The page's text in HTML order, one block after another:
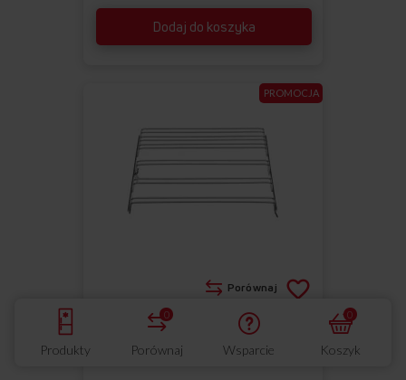
Produkty Porównaj
0
Wsparcie Koszyk
0
Dodaj do koszyka
DRABINKI BOCZNE
Drabinka boczna APL1002
Porównaj
ulubionych
PROMOCJA